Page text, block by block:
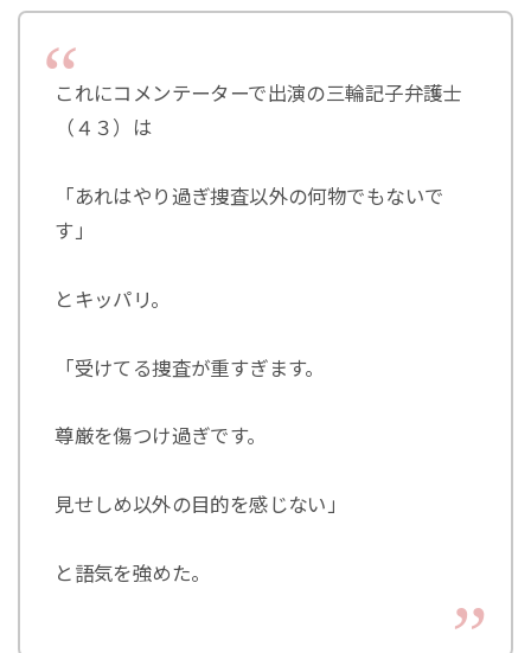
これにコメンテーターで出演の三輪記子弁護士
（４３）は
「あれはやり過ぎ捜査以外の何物でもないで
す」
とキッパリ。
「受けてる捜査が重すぎます。
尊厳を傷つけ過ぎです。
見せしめ以外の目的を感じない」
と語気を強めた。